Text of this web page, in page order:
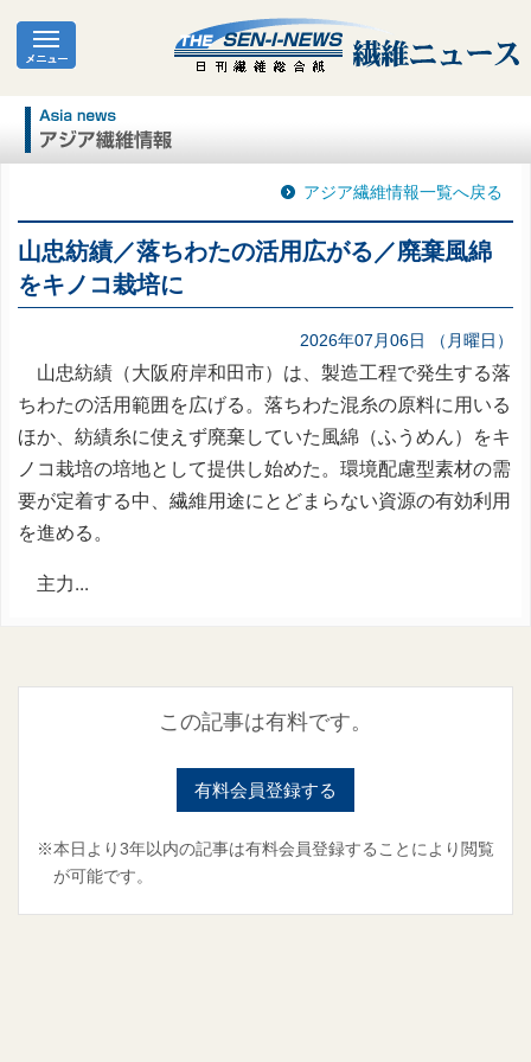
アジア繊維情報一覧へ戻る
山忠紡績／落ちわたの活用広がる／廃棄風綿
をキノコ栽培に
2026年07月06日 （月曜日）
山忠紡績（大阪府岸和田市）は、製造工程で発生する落
ちわたの活用範囲を広げる。落ちわた混糸の原料に用いる
ほか、紡績糸に使えず廃棄していた風綿（ふうめん）をキ
ノコ栽培の培地として提供し始めた。環境配慮型素材の需
要が定着する中、繊維用途にとどまらない資源の有効利用
を進める。
主力...
この記事は有料です。
有料会員登録する
※本日より3年以内の記事は有料会員登録することにより閲覧
が可能です。